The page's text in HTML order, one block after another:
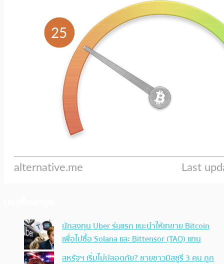
นักลงทุน Uber รุ่นแรก แนะนำให้เทขาย Bitcoin
เพื่อไปซื้อ Solana และ Bittensor (TAO) แทน
สหรัฐฯ เริ่มไม่ปลอดภัย? ชายชาวมิสซูรี 3 คน ถูก